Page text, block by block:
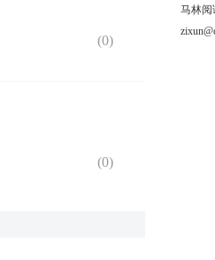
(0)
(0)
马林阅